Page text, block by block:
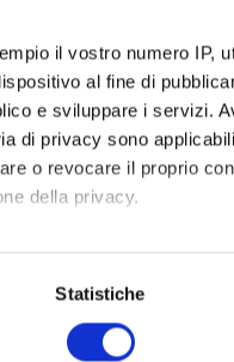
il vostro numero IP,
al fine di
e sviluppare i servizi.
di privacy sono
o revocare il proprio
della privacy.
un'approssimazione di
Statistiche
e socio sanitaria
complessa
sanitarie